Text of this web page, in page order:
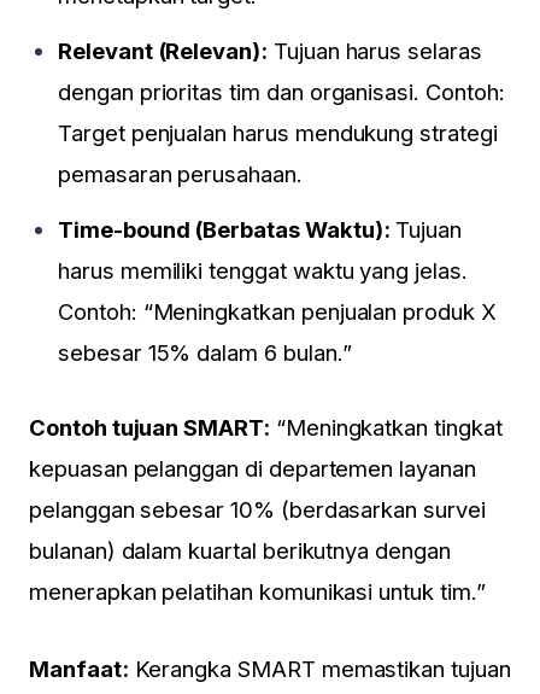
Relevant (Relevan): Tujuan harus selaras
dengan prioritas tim dan organisasi. Contoh:
Target penjualan harus mendukung strategi
pemasaran perusahaan.
Time-bound (Berbatas Waktu): Tujuan
harus memiliki tenggat waktu yang jelas.
Contoh: “Meningkatkan penjualan produk X
sebesar 15% dalam 6 bulan.”
Contoh tujuan SMART: “Meningkatkan tingkat
kepuasan pelanggan di departemen layanan
pelanggan sebesar 10% (berdasarkan survei
bulanan) dalam kuartal berikutnya dengan
menerapkan pelatihan komunikasi untuk tim.”
Manfaat: Kerangka SMART memastikan tujuan